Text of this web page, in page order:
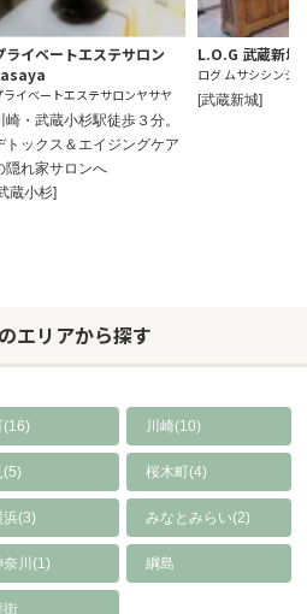
ライベートエステサロン
ライベートエステサロンヤサヤ
崎・武蔵小杉駅徒歩３分。
トックス＆エイジングケア
隠れ家サロンへ
蔵小杉]
L.O.G 武蔵新城
ログ ムサシシンジ
[武蔵新城]
エリアから探す
(16) 川崎(10)
(5) 桜木町(4)
浜(3) みなとみらい(2)
奈川(1) 綱島
街